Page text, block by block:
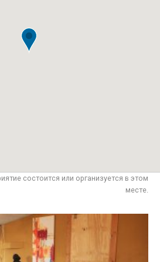
состоится или организуется в этом
месте.